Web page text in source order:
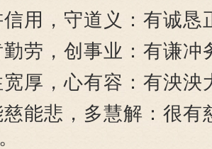
，守道义：有诚恳
，创事业：有谦冲
，心有容：有泱泱
悲，多慧解：很有